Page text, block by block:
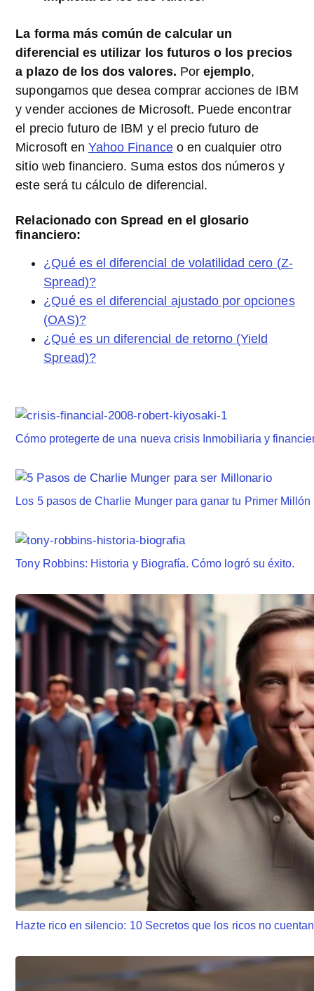
La forma más común de calcular un
diferencial es utilizar los futuros o los precios
a plazo de los dos valores. Por ejemplo,
supongamos que desea comprar acciones de IBM
y vender acciones de Microsoft. Puede encontrar
el precio futuro de IBM y el precio futuro de
Microsoft enYahoo Financeo en cualquier otro
sitio web financiero. Suma estos dos números y
este será tu cálculo de diferencial.
Relacionado con Spread en el glosario
financiero:
¿Qué es el diferencial de volatilidad cero (Z-
Spread)?
¿Qué es el diferencial ajustado por opciones
(OAS)?
¿Qué es un diferencial de retorno (Yield
Spread)?
Cómo protegerte de una nueva crisis Inmobiliaria y
Los 5 pasos de Charlie Munger para ganar tu Primer Millón
Tony Robbins: Historia y Biografía. Cómo logró su éxito.
Hazte rico en silencio: 10 Secretos que los ricos no cuentan